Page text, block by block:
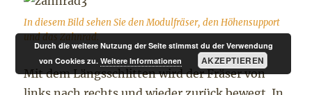
In diesem Bild sehen Sie den Modulfräser, den Höhensupport
und das Zahnrad.
Mit dem Längsschlitten wird der Fräser von
Durch die weitere Nutzung der Seite stimmst du der Verwendung
von Cookies zu.Weitere Informationen AKZEPTIEREN